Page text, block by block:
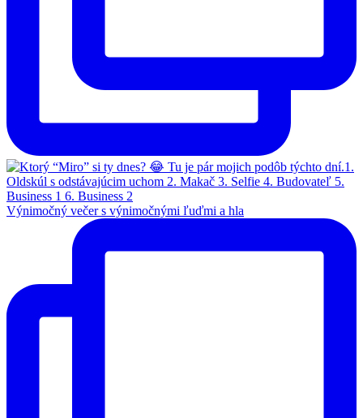
Výnimočný večer s výnimočnými ľuďmi a hla